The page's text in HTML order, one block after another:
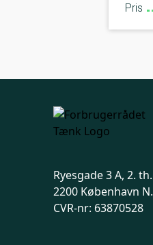
Pris
Ryesgade 3 A, 2. th.
2200 København N.
CVR-nr: 63870528